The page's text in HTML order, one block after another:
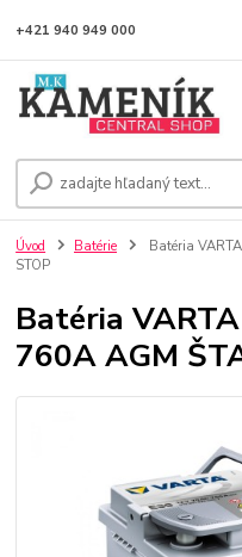
+421 940 949 000
Úvod Batérie
Batéria
STOP
Batéria
760A AGM